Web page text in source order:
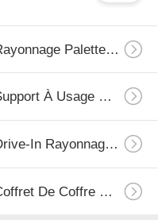
Rayonnage Palette Sélective
Support À Usage Moyen
Drive-In Rayonnage À Palettes
Coffret De Coffre D'outil